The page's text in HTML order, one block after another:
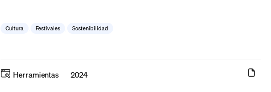
Cultura Festivales Sostenibilidad
Herramientas 2024